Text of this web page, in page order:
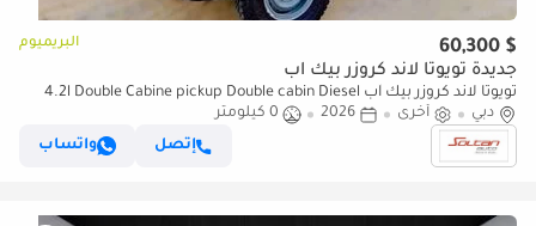
$ 60,300 البريميوم
جديدة تويوتا لاند كروزر بيك آب
تويوتا لاند كروزر بيك آب 4.2l Double Cabine pickup Double cabin Diesel
4.2L 6V M/T 4*4 basic 2025
دبي أخرى 2026
0 كيلومتر
إتصل
واتساب